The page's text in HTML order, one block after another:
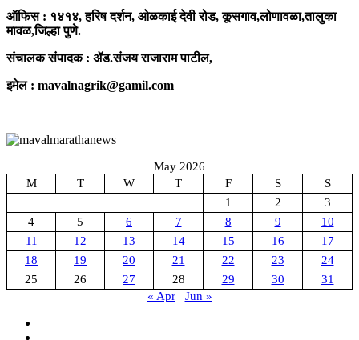
ऑफिस : १४१४, हरिष दर्शन, ओळकाई देवी रोड, कूसगाव,लोणावळा,तालुका
मावळ,जिल्हा पुणे.
संचालक संपादक : ॲड.संजय राजाराम पाटील,
इमेल : mavalnagrik@gamil.com
May 2026
M
T W T F S
S
1
2
3
4
5 6 7 8 9
10
11
12 13 14 15 16
17
18
19 20 21 22 23
24
25
26 27 28 29 30
31
« Apr
Jun »